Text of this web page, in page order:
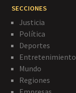
SECCIONES
Justicia
Política
Deportes
Entretenimiento
Mundo
Regiones